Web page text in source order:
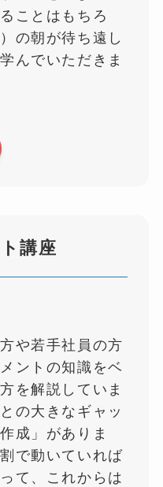
ことはもちろ
の朝が待ち遠し
んでいただきま
講座
や若手社員の方
ントの知識をベ
を解説していま
の大きなギャッ
成」がありま
で動いていれば
て、これからは